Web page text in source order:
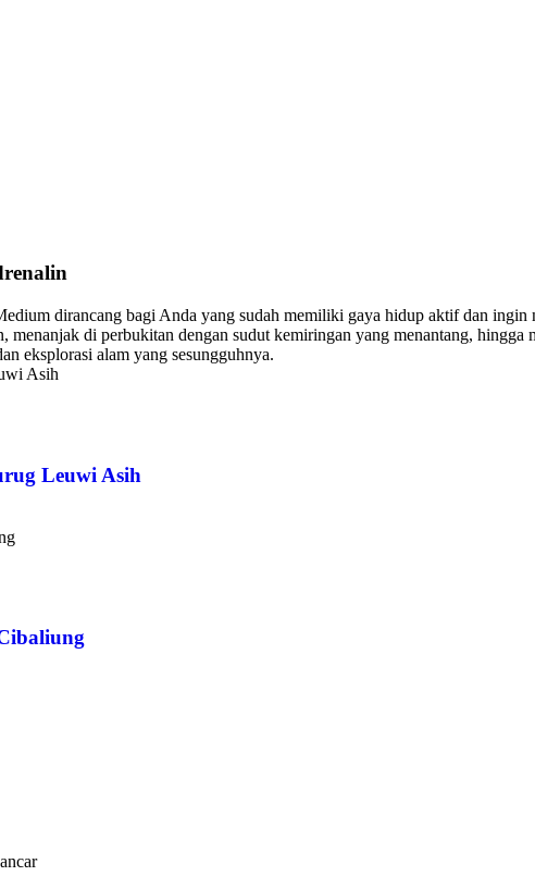
dirancang bagi Anda yang sudah memiliki gaya hidup aktif dan
menanjak di perbukitan dengan sudut kemiringan yang menantang,
eksplorasi alam yang sesungguhnya.
Leuwi Asih